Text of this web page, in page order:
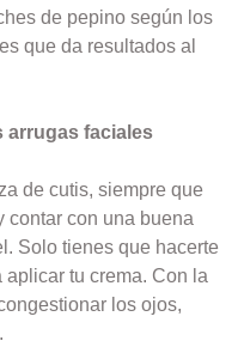
de pepino según los
que da resultados al
arrugas faciales
de cutis, siempre que
contar con una buena
Solo tienes que hacerte
tu crema. Con la
los ojos,